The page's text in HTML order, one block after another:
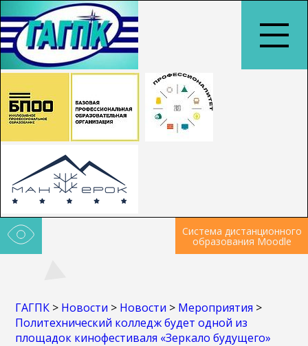
Система дистанционного
образования Moodle
ГАГПК > Новости > Новости > Мероприятия >
Политехнический колледж будет одной из
площадок кинофестиваля «Зеркало будущего»